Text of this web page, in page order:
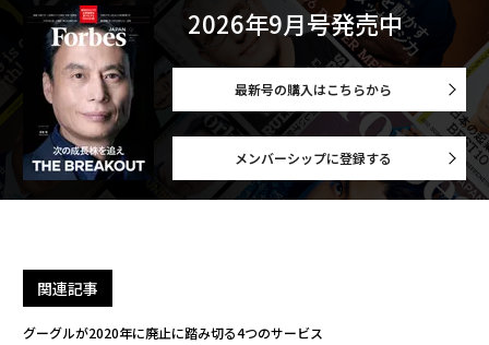
2026年9月号発売中
最新号の購入はこちらから
メンバーシップに登録する
関連記事
グーグルが2020年に廃止に踏み切る4つのサービス